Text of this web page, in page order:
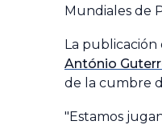
Mundiales de
La
António
de la cumbre
"Estamos